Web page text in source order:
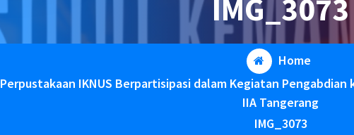
IMG_3073
Home
Perpustakaan IKNUS Berpartisipasi dalam Kegiatan
IIA Tangerang
IMG_3073